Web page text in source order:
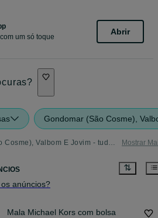
um só toque
Abrir
Gondomar (São Cosme),
Bolsas em Gondomar (São Cosme), Valbom E Jovim - tudo o que precisa Mostrar
anúncios?
Mala Michael Kors com bolsa